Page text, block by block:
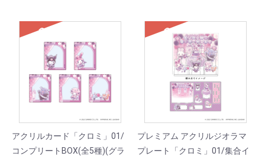
SOLD
アクリルカード「クロミ」01/
コンプリートBOX(全5種)(グラ
SOLD
プレミアム アクリルジオラマ
プレート「クロミ」01/集合イ